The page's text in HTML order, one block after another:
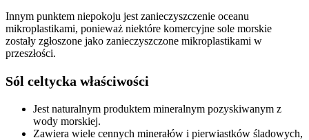
Innym punktem niepokoju jest zanieczyszczenie oceanu
mikroplastikami, ponieważ niektóre komercyjne sole morskie
zostały zgłoszone jako zanieczyszczone mikroplastikami w
przeszłości.
Sól celtycka właściwości
Jest naturalnym produktem mineralnym pozyskiwanym z
wody morskiej.
Zawiera wiele cennych minerałów i pierwiastków śladowych,